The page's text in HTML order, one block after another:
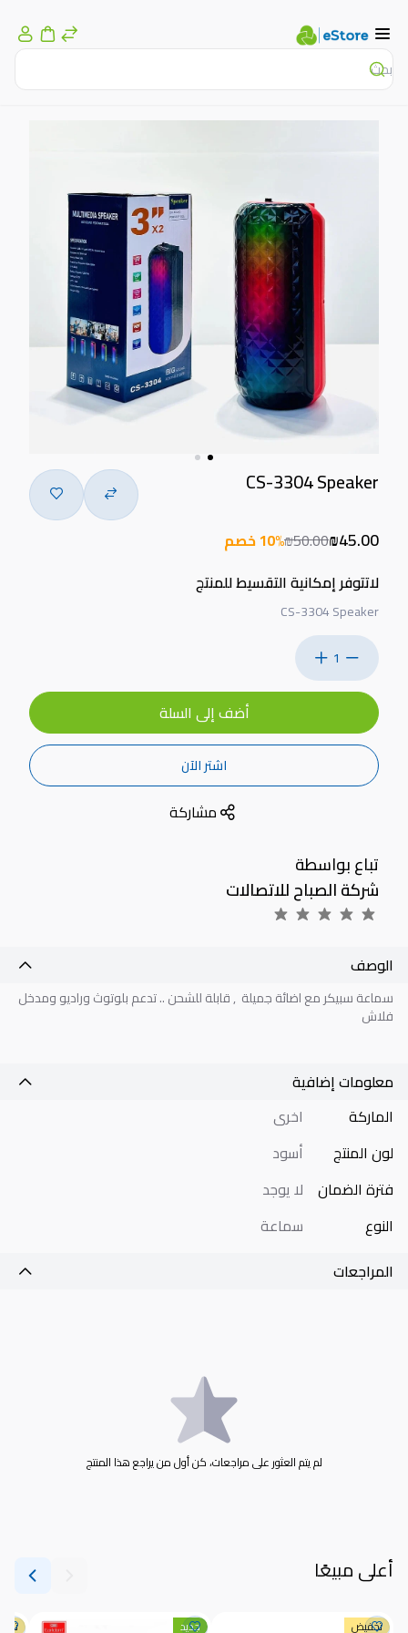
CS-3304 Speaker
₪45.00
₪50.0010% خصم
لاتتوفر إمكانية التقسيط للمنتج
CS-3304 Speaker
1
أضف إلى السلة
اشتر الآن
مشاركة
تباع بواسطة
شركة الصباح للاتصالات
الوصف
سماعة سبيكر مع اضائة جميلة , قابلة للشحن .. تدعم بلوتوث وراديو ومدخل
فلاش
معلومات إضافية
الماركة
اخرى
لون المنتج
أسود
فترة الضمان لا يوجد
النوع
سماعة
المراجعات
لم يتم العثور على مراجعات، كن أول من يراجع هذا المنتج
أعلى مبيعًا
تخفيض جديد